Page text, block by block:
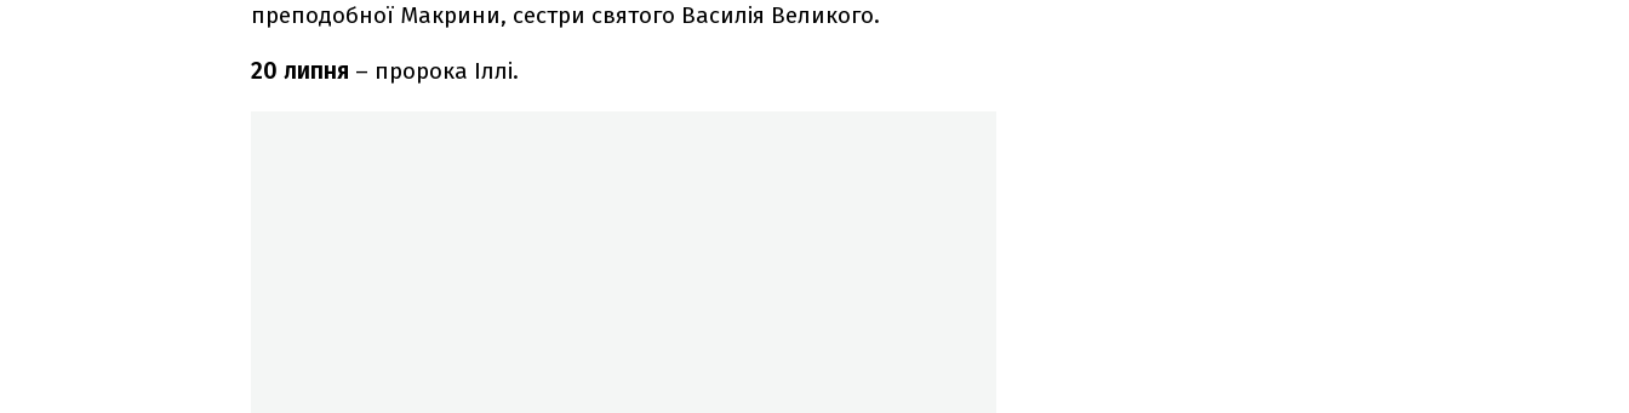
преподобної Макрини, сестри святого Василія Великого.
20 липня – пророка Іллі.